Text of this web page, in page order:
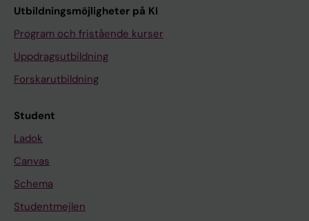
Utbildningsmöjligheter på KI
Program och fristående kurser
Uppdragsutbildning
Forskarutbildning
Student
Ladok
Canvas
Schema
Studentmejlen